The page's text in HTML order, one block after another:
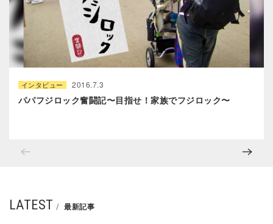
インタビュー 2016.7.3
パパフジロック奮闘記〜目指せ！家族でフジロック〜
LATEST 最新記事